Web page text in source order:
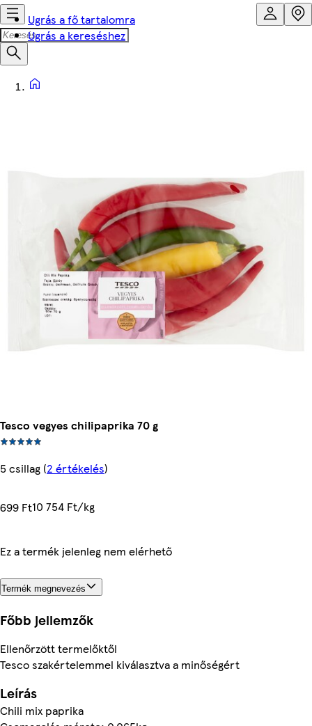
Ugrás a fő tartalomra
Ugrás a kereséshez
Tesco vegyes chilipaprika 70 g
5 csillag (2 értékelés)
699 Ft10 754 Ft/kg
Ez a termék jelenleg nem elérhető
Termék megnevezés
Főbb jellemzők
Ellenőrzött termelőktől
Tesco szakértelemmel kiválasztva a minőségért
Leírás
Chili mix paprika